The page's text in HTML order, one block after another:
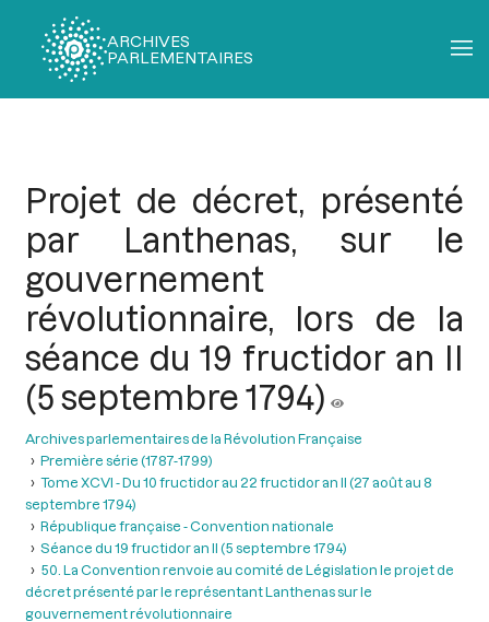
ARCHIVES
PARLEMENTAIRES
Projet de décret, présenté
par Lanthenas, sur le
gouvernement
révolutionnaire, lors de la
séance du 19 fructidor an II
(5 septembre 1794)
Archives parlementaires de la Révolution Française
Première série (1787-1799)
Tome XCVI - Du 10 fructidor au 22 fructidor an II (27 août au 8
septembre 1794)
République française - Convention nationale
Séance du 19 fructidor an II (5 septembre 1794)
50. La Convention renvoie au comité de Législation le projet de
décret présenté par le représentant Lanthenas sur le
gouvernement révolutionnaire